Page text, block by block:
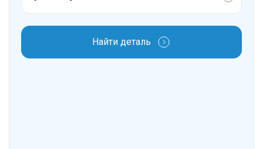
Найти деталь